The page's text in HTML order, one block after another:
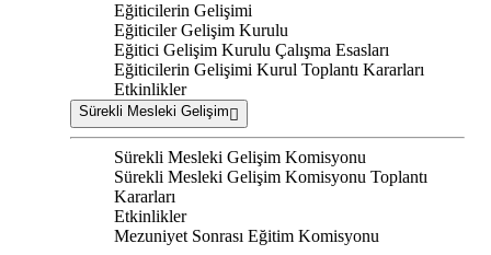
Eğiticilerin Gelişimi
Eğiticiler Gelişim Kurulu
Eğitici Gelişim Kurulu Çalışma Esasları
Eğiticilerin Gelişimi Kurul Toplantı Kararları
Etkinlikler
Sürekli Mesleki Gelişim
Sürekli Mesleki Gelişim Komisyonu
Sürekli Mesleki Gelişim Komisyonu Toplantı
Kararları
Etkinlikler
Mezuniyet Sonrası Eğitim Komisyonu